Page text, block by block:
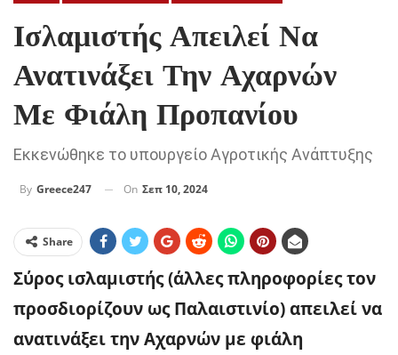
Ισλαμιστής Απειλεί Να
Ανατινάξει Την Αχαρνών
Με Φιάλη Προπανίου
Εκκενώθηκε το υπουργείο Αγροτικής Ανάπτυξης
By Greece247 On Σεπ 10, 2024
Share
Σύρος ισλαμιστής(άλλες πληροφορίες τον
προσδιορίζουν ως Παλαιστινίο) απειλεί να
ανατινάξει την Αχαρνών με φιάλη